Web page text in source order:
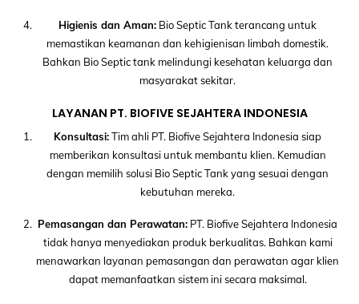
Higienis dan Aman: Bio Septic Tank terancang untuk
memastikan keamanan dan kehigienisan limbah domestik.
Bahkan Bio Septic tank melindungi kesehatan keluarga dan
masyarakat sekitar.
LAYANAN PT. BIOFIVE SEJAHTERA INDONESIA
Konsultasi:Tim ahli PT. Biofive Sejahtera Indonesia siap
memberikan konsultasi untuk membantu klien. Kemudian
dengan memilih solusi Bio Septic Tank yang sesuai dengan
kebutuhan mereka.
Pemasangan dan Perawatan: PT. Biofive Sejahtera Indonesia
tidak hanya menyediakan produk berkualitas. Bahkan kami
menawarkan layanan pemasangan dan perawatan agar klien
dapat memanfaatkan sistem ini secara maksimal.